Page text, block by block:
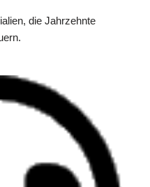
die Jahrzehnte